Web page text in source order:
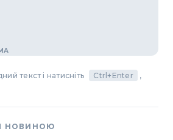
текст і натисніть Ctrl+Enter
,
НОВИНОЮ